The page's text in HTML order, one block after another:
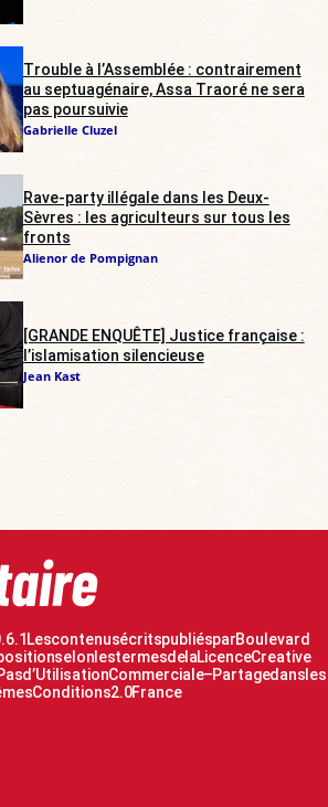
Trouble à l’Assemblée : contrairement
au septuagénaire, Assa Traoré ne sera
pas poursuivie
Gabrielle Cluzel
Rave-party illégale dans les Deux-
Sèvres : les agriculteurs sur tous les
fronts
Alienor de Pompignan
[GRANDE ENQUÊTE] Justice française :
l’islamisation silencieuse
Jean Kast
Les contenus écrits publiés par Boulevard
selon les termes de la Licence Creative
d’Utilisation Commerciale – Partage dans les
Conditions 2.0 France